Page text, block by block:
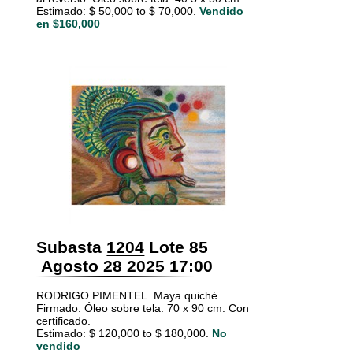
Estimado: $ 50,000 to $ 70,000. Vendido
en $160,000
Subasta 1204 Lote 85
Agosto 28 2025 17:00
RODRIGO PIMENTEL. Maya quiché.
Firmado. Óleo sobre tela. 70 x 90 cm. Con
certificado.
Estimado: $ 120,000 to $ 180,000. No
vendido